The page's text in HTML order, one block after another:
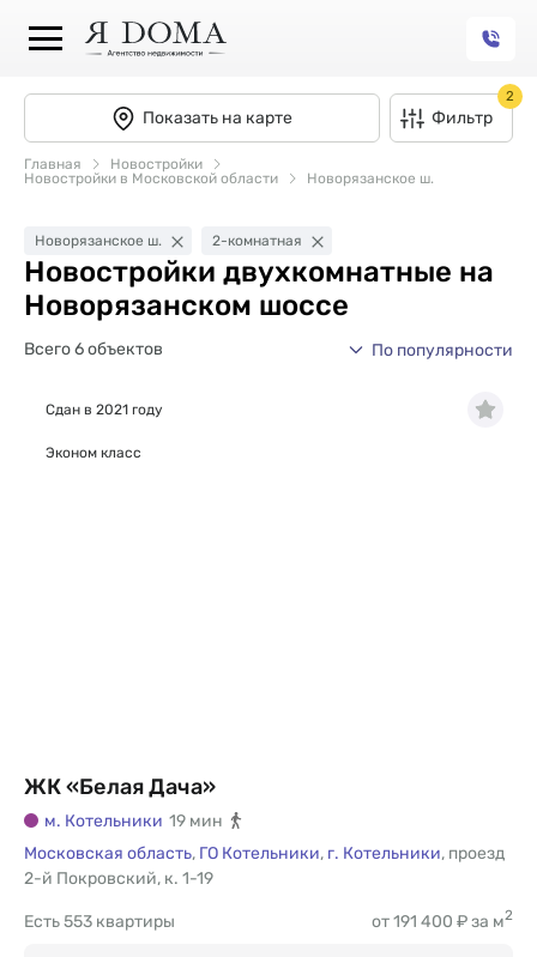
Показать на карте Фильтр
2
Главная
Новостройки
Новостройки в Московской области
Новорязанское ш.
Новорязанское ш. 2-комнатная
Новостройки двухкомнатные на
Новорязанском шоссе
Всего 6 объектов По популярности
ЖК «Белая Дача»
м. Котельники 19 мин
Московская область, ГО Котельники, г. Котельники, проезд
2-й Покровский, к. 1-19
553 квартиры
Есть от 191 400 ₽ за м2
Сдан в 2021 году
Эконом класс